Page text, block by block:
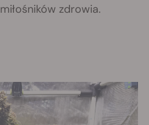
zdrowia.